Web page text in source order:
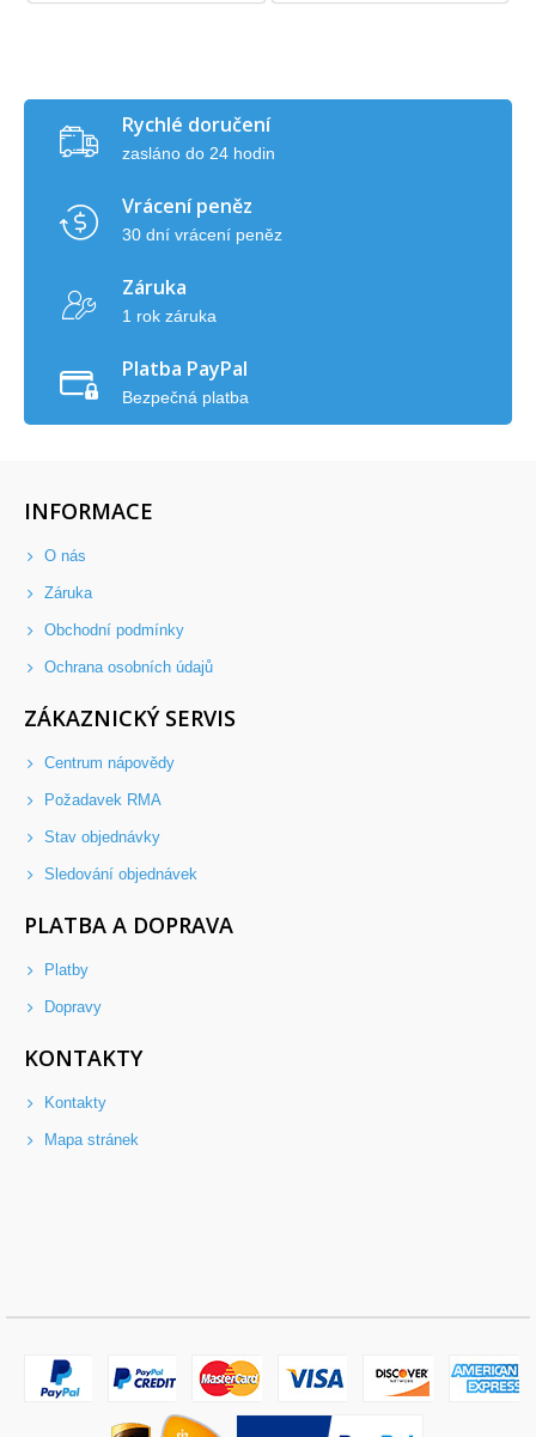
Rychlé doručení
zasláno do 24 hodin
Vrácení peněz
30 dní vrácení peněz
Záruka
1 rok záruka
Platba PayPal
Bezpečná platba
INFORMACE
O nás
Záruka
Obchodní podmínky
Ochrana osobních údajů
ZÁKAZNICKÝ SERVIS
Centrum nápovědy
Požadavek RMA
Stav objednávky
Sledování objednávek
PLATBA A DOPRAVA
Platby
Dopravy
KONTAKTY
Kontakty
Mapa stránek